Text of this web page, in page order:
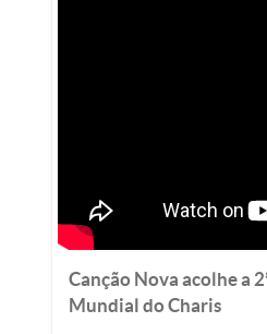
Canção Nova acolhe a
Mundial do Charis